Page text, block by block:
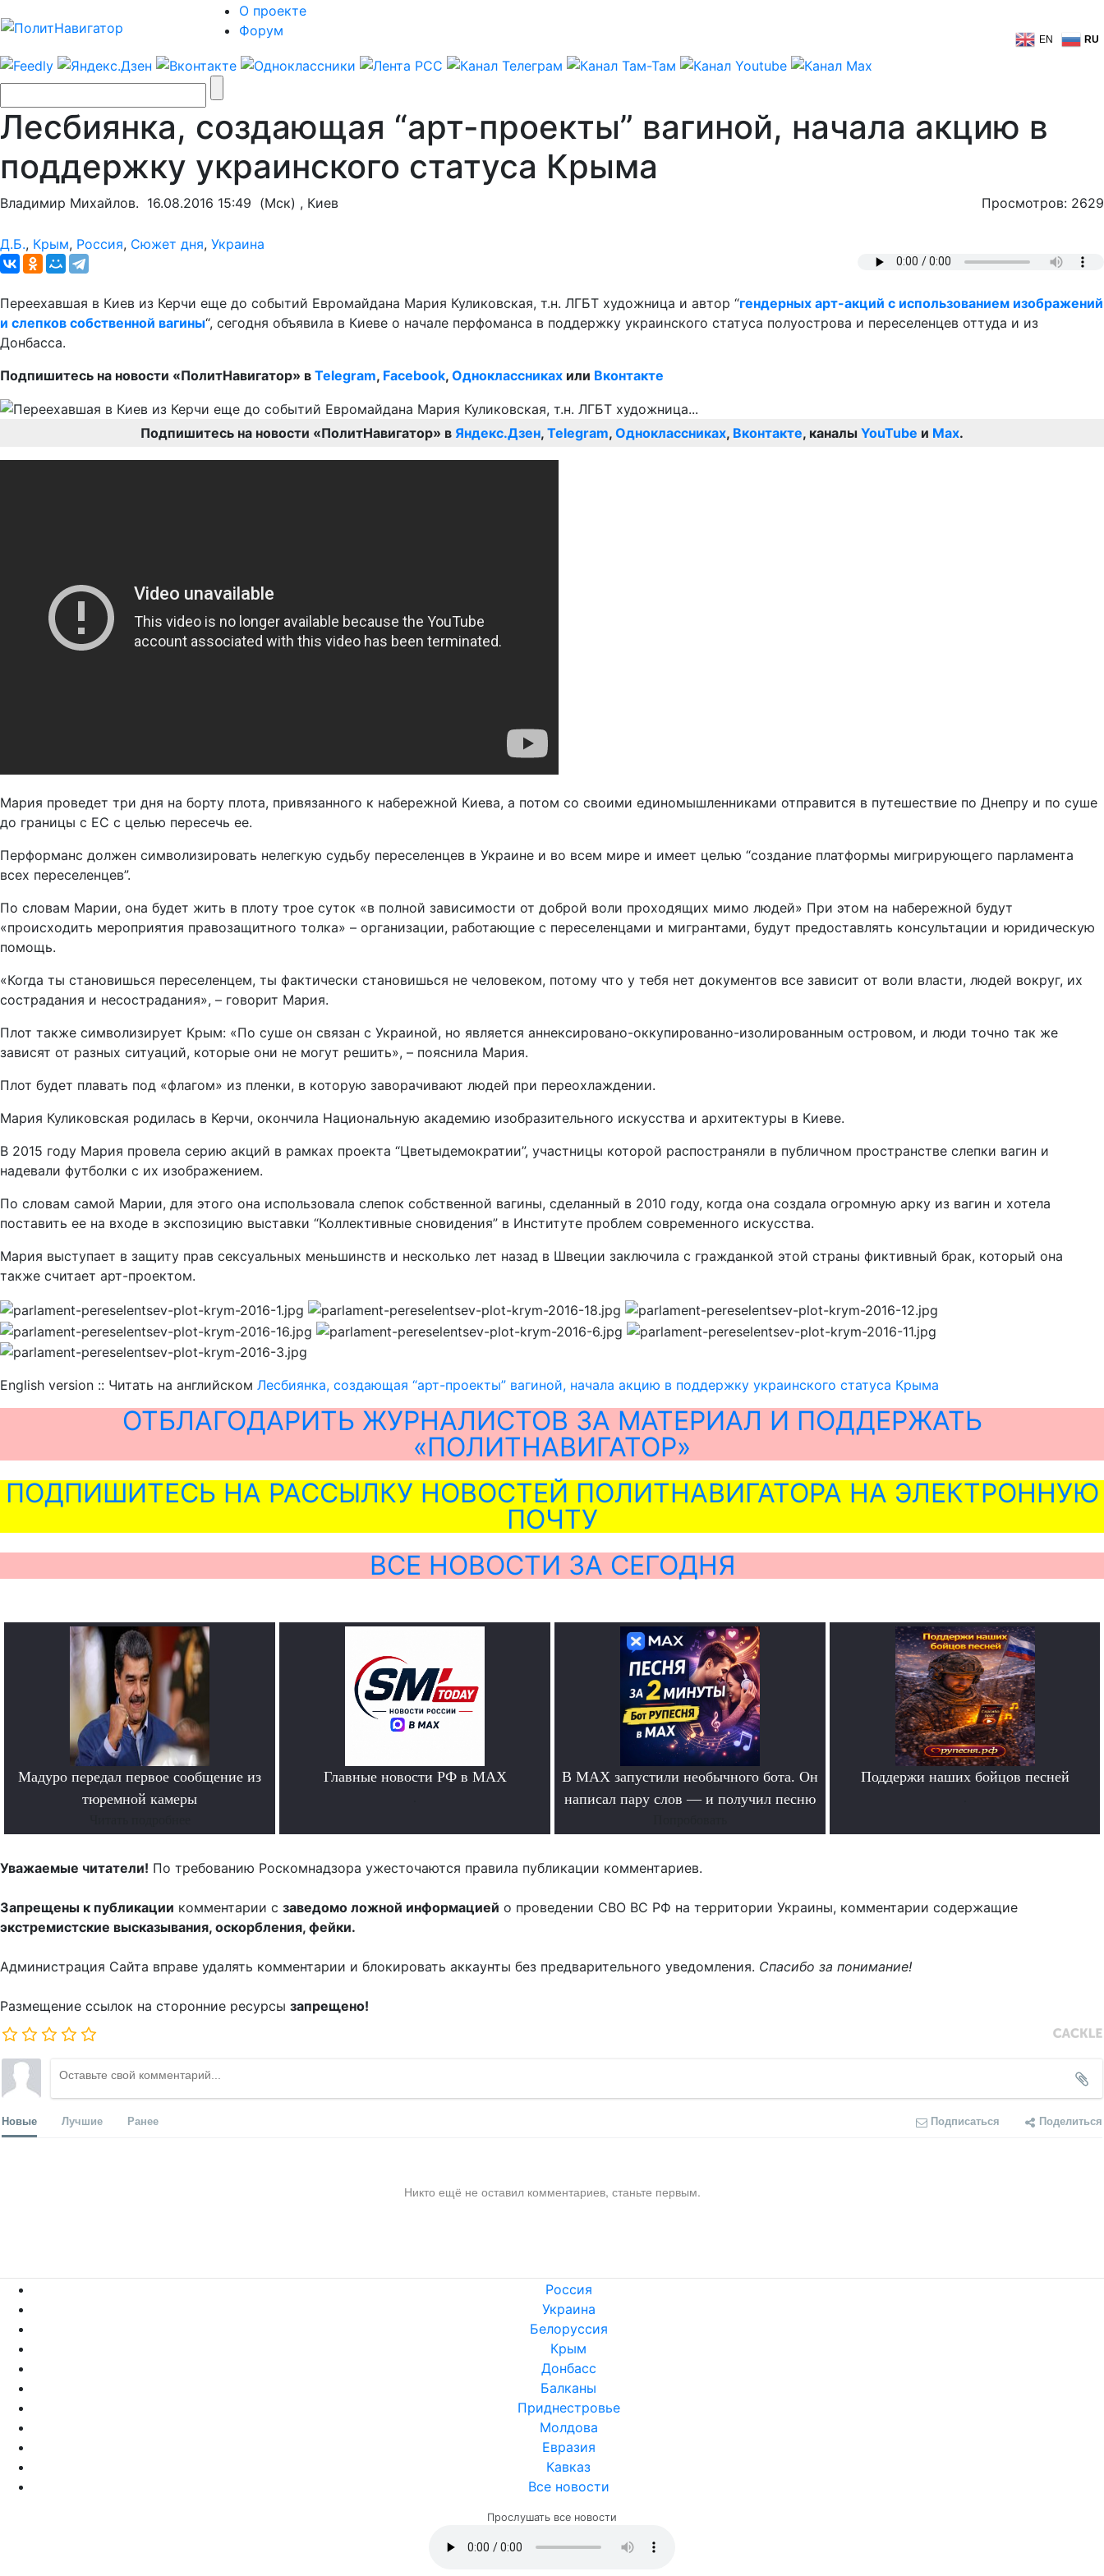
О проекте
Форум
EN RU
Лесбиянка, создающая “арт-проекты” вагиной, начала акцию в
поддержку украинского статуса Крыма
Владимир Михайлов. 16.08.2016 15:49 (Мск) , Киев Просмотров: 2629
Д.Б., Крым, Россия, Сюжет дня, Украина
Переехавшая в Киев из Керчи еще до событий Евромайдана Мария Куликовская, т.н. ЛГБТ художница и автор “гендерных арт-акций с использованием изображений
и слепков собственной вагины“, сегодня объявила в Киеве о начале перфоманса в поддержку украинского статуса полуострова и переселенцев оттуда и из
Донбасса.
Подпишитесь на новости «ПолитНавигатор» в Telegram, Facebook, Одноклассниках или Вконтакте
Подпишитесь на новости «ПолитНавигатор» в Яндекс.Дзен, Telegram, Одноклассниках, Вконтакте, каналы YouTube и Max.
Мария проведет три дня на борту плота, привязанного к набережной Киева, а потом со своими единомышленниками отправится в путешествие по Днепру и по суше
до границы с ЕС с целью пересечь ее.
Перформанс должен символизировать нелегкую судьбу переселенцев в Украине и во всем мире и имеет целью “создание платформы мигрирующего парламента
всех переселенцев”.
По словам Марии, она будет жить в плоту трое суток «в полной зависимости от доброй воли проходящих мимо людей» При этом на набережной будут
«происходить мероприятия правозащитного толка» – организации, работающие с переселенцами и мигрантами, будут предоставлять консультации и юридическую
помощь.
«Когда ты становишься переселенцем, ты фактически становишься не человеком, потому что у тебя нет документов все зависит от воли власти, людей вокруг, их
сострадания и несострадания», – говорит Мария.
Плот также символизирует Крым: «По суше он связан с Украиной, но является аннексировано-оккупированно-изолированным островом, и люди точно так же
зависят от разных ситуаций, которые они не могут решить», – пояснила Мария.
Плот будет плавать под «флагом» из пленки, в которую заворачивают людей при переохлаждении.
Мария Куликовская родилась в Керчи, окончила Национальную академию изобразительного искусства и архитектуры в Киеве.
В 2015 году Мария провела серию акций в рамках проекта “Цветыдемократии”, участницы которой распостраняли в публичном пространстве слепки вагин и
надевали футболки с их изображением.
По словам самой Марии, для этого она использовала слепок собственной вагины, сделанный в 2010 году, когда она создала огромную арку из вагин и хотела
поставить ее на входе в экспозицию выставки “Коллективные сновидения” в Институте проблем современного искусства.
Мария выступает в защиту прав сексуальных меньшинств и несколько лет назад в Швеции заключила с гражданкой этой страны фиктивный брак, который она
также считает арт-проектом.
English version :: Читать на английском Лесбиянка, создающая “арт-проекты” вагиной, начала акцию в поддержку украинского статуса Крыма
ОТБЛАГОДАРИТЬ ЖУРНАЛИСТОВ ЗА МАТЕРИАЛ И ПОДДЕРЖАТЬ
«ПОЛИТНАВИГАТОР»
ПОДПИШИТЕСЬ НА РАССЫЛКУ НОВОСТЕЙ ПОЛИТНАВИГАТОРА НА ЭЛЕКТРОННУЮ
ПОЧТУ
ВСЕ НОВОСТИ ЗА СЕГОДНЯ
Мадуро передал первое сообщение из
тюремной камеры
Главные новости РФ в MAX
В MAX запустили необычного бота. Он
написал пару слов — и получил песню
Поддержи наших бойцов песней
Уважаемые читатели! По требованию Роскомнадзора ужесточаются правила публикации комментариев.
Запрещены к публикации комментарии с заведомо ложной информацией о проведении СВО ВС РФ на территории Украины, комментарии содержащие
экстремистские высказывания, оскорбления, фейки.
Администрация Сайта вправе удалять комментарии и блокировать аккаунты без предварительного уведомления. Спасибо за понимание!
Размещение ссылок на сторонние ресурсы запрещено!
Новые Лучшие Ранее Подписаться Поделиться
Никто ещё не оставил комментариев, станьте первым.
Россия
Украина
Белоруссия
Крым
Донбасс
Балканы
Приднестровье
Молдова
Евразия
Кавказ
Все новости
Прослушать все новости